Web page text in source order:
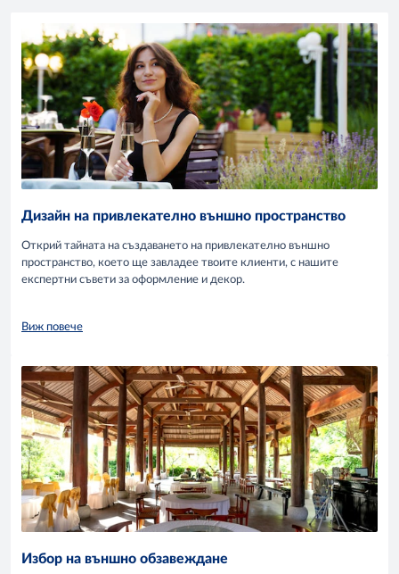
Дизайн на привлекателно външно пространство
Открий тайната на създаването на привлекателно външно
пространство, което ще завладее твоите клиенти, с нашите
експертни съвети за оформление и декор.
Виж повече
Избор на външно обзавеждане